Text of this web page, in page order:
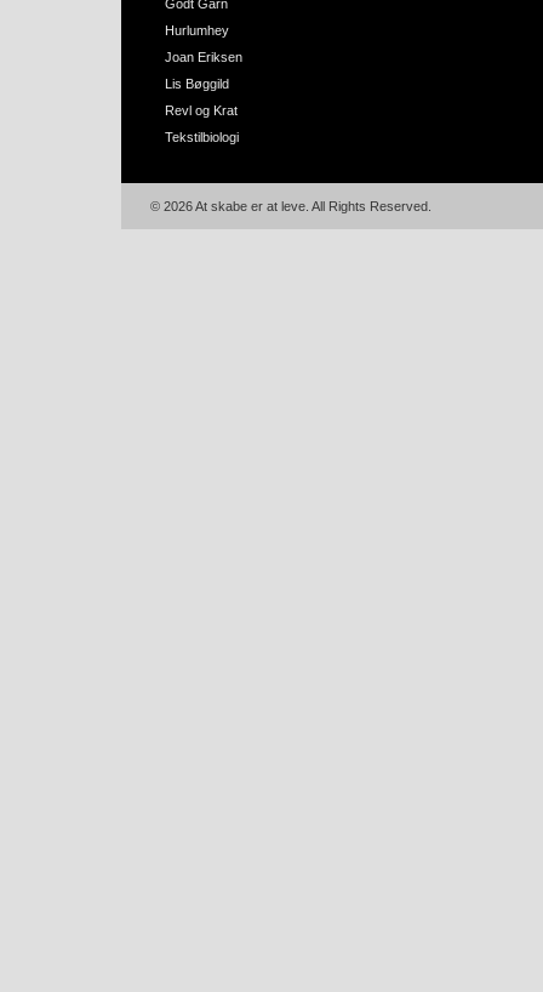
Godt Garn
Hurlumhey
Joan Eriksen
Lis Bøggild
Revl og Krat
Tekstilbiologi
© 2026 At skabe er at leve. All Rights Reserved.